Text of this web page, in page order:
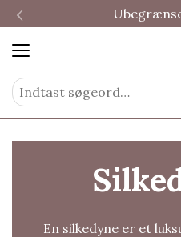
‹
En silkedyne er et